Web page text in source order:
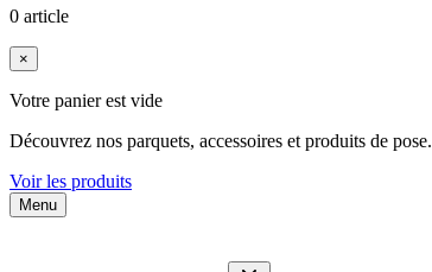
0 article
×
Votre panier est vide
Découvrez nos parquets, accessoires et produits de pose.
Voir les produits
Menu